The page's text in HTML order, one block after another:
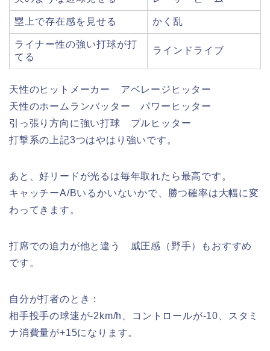
塁上で存在感を見せる かく乱
ライナー性の強い打球が打
てる
ラインドライブ
天性のヒットメーカー アベレージヒッター
天性のホームランバッター パワーヒッター
引っ張り方向に強い打球 プルヒッター
打撃系の上記3つはやはり強いです。
あと、好リードが光るは毎年取れたら最高です。
キャッチーA/Bいるかいないかで、勝つ確率は大幅に変
わってきます。
打席での迫力が他と違う 威圧感（野手）もおすすめ
です。
自分が打者のとき：
相手投手の球速が-2km/h、コントロールが-10、スタミ
ナ消費量が+15になります。​